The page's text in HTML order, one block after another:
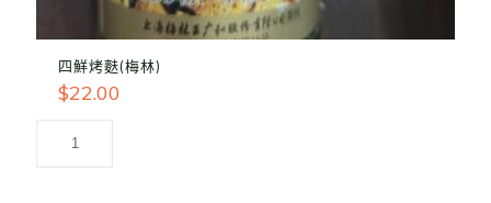
四鮮烤麩(梅林)
$22.00